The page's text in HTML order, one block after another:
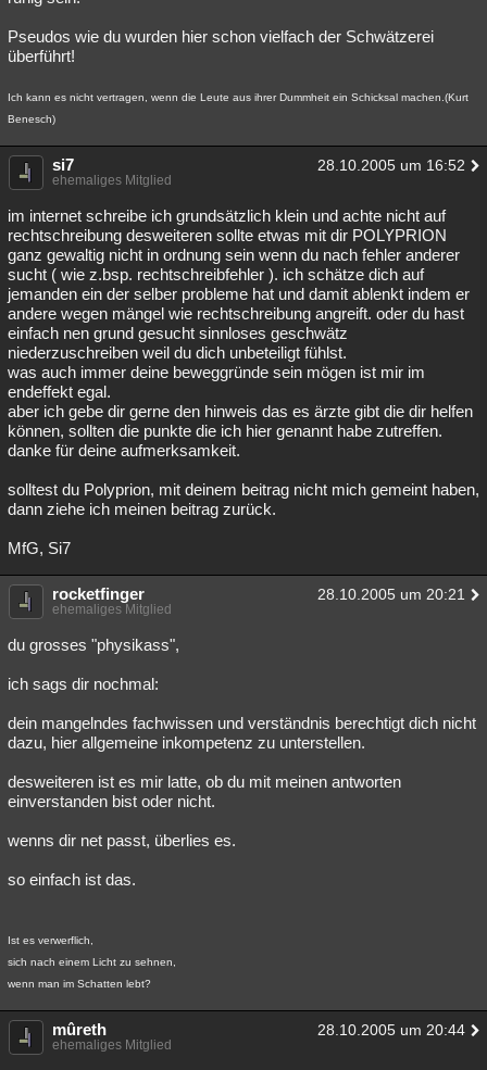
Pseudos wie du wurden hier schon vielfach der Schwätzerei
überführt!
Ich kann es nicht vertragen, wenn die Leute aus ihrer Dummheit ein Schicksal machen.(Kurt
Benesch)
si7 28.10.2005 um 16:52
ehemaliges Mitglied
im internet schreibe ich grundsätzlich klein und achte nicht auf
rechtschreibung desweiteren sollte etwas mit dir POLYPRION
ganz gewaltig nicht in ordnung sein wenn du nach fehler anderer
sucht ( wie z.bsp. rechtschreibfehler ). ich schätze dich auf
jemanden ein der selber probleme hat und damit ablenkt indem er
andere wegen mängel wie rechtschreibung angreift. oder du hast
einfach nen grund gesucht sinnloses geschwätz
niederzuschreiben weil du dich unbeteiligt fühlst.
was auch immer deine beweggründe sein mögen ist mir im
endeffekt egal.
aber ich gebe dir gerne den hinweis das es ärzte gibt die dir helfen
können, sollten die punkte die ich hier genannt habe zutreffen.
danke für deine aufmerksamkeit.
solltest du Polyprion, mit deinem beitrag nicht mich gemeint haben,
dann ziehe ich meinen beitrag zurück.
MfG, Si7
rocketfinger 28.10.2005 um 20:21
ehemaliges Mitglied
du grosses "physikass",
ich sags dir nochmal:
dein mangelndes fachwissen und verständnis berechtigt dich nicht
dazu, hier allgemeine inkompetenz zu unterstellen.
desweiteren ist es mir latte, ob du mit meinen antworten
einverstanden bist oder nicht.
wenns dir net passt, überlies es.
so einfach ist das.
Ist es verwerflich,
sich nach einem Licht zu sehnen,
wenn man im Schatten lebt?
mûreth 28.10.2005 um 20:44
ehemaliges Mitglied